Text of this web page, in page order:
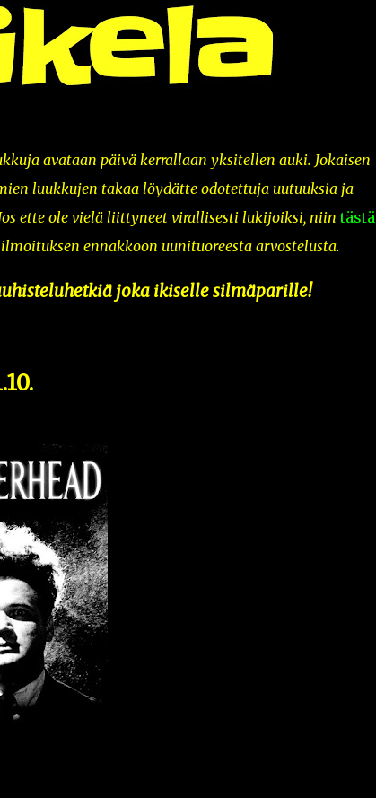
avataan päivä kerrallaan yksitellen auki. Jokaisen
luukkujen takaa löydätte odotettuja uutuuksia ja
ette ole vielä liittyneet virallisesti lukijoiksi, niintästä
ennakkoon uunituoreesta arvostelusta.
joka ikiselle silmäparille!